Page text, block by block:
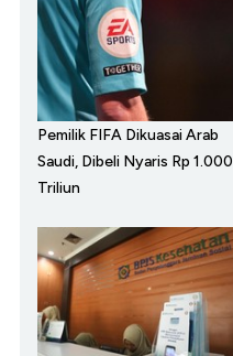
Pemilik FIFA Dikuasai Arab
Saudi, Dibeli Nyaris Rp 1.000
Triliun